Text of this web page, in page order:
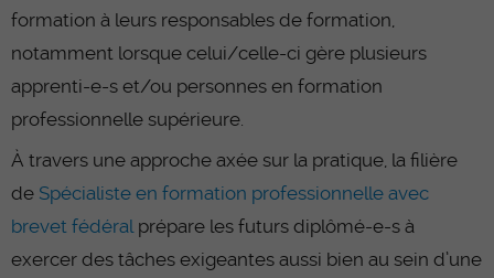
formation à leurs responsables de formation,
notamment lorsque celui/celle-ci gère plusieurs
apprenti-e-s et/ou personnes en formation
professionnelle supérieure.
À travers une approche axée sur la pratique, la filière
de Spécialiste en formation professionnelle avec
brevet fédéralprépare les futurs diplômé-e-s à
exercer des tâches exigeantes aussi bien au sein d’une